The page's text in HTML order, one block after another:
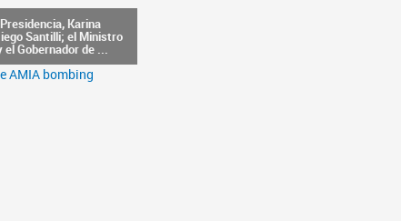
Karina
Santilli; el Ministro
el Gobernador de ...